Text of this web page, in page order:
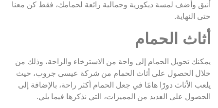
أنيق وأضف لمسة ديكورية وجمالية رائعة لحمامك، فقط كن معنا
حتى النهاية.
أثاث الحمام
يمكنك تحويل الحمام إلى واحة من الاسترخاء والراحة، وذلك من
خلال الحصول على أثاث الحمام من شركة عيسى جروب، حيث
يلعب الأثاث دورًا هامًا في جعل الحمام أكثر راحة، بالإضافة إلى
الحصول على العديد من المميزات، التي نذكرها فيما يلي.